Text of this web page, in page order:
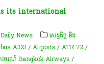
its international
News
សេដ្ឋកិច្ច និង
A321 /Airports /ATR 72 /
សចរណ៍ Bangkok Airways /